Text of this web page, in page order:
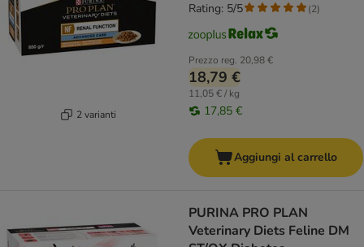
2 varianti
Prezzo reg. 20,98 €
18,79 €
11,05 € / kg
17,85 €
Rating: 5/5 (2)
Aggiungi al carrello
PURINA PRO PLAN
Veterinary Diets Feline DM